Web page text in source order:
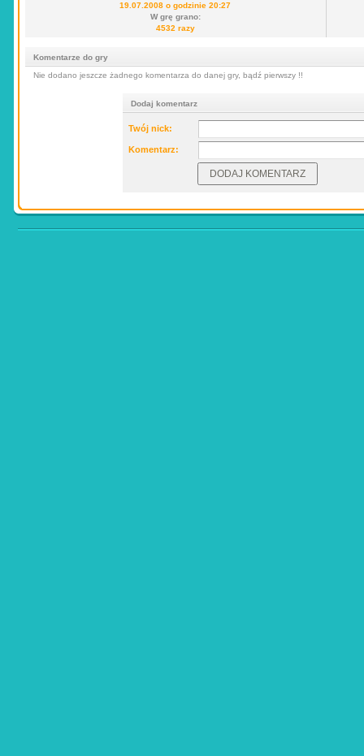
19.07.2008 o godzinie 20:27
W grę grano:
4532 razy
Komentarze do gry
Nie dodano jeszcze żadnego komentarza do danej gry, bądź pierwszy !!
Dodaj komentarz
Twój nick:
Komentarz: